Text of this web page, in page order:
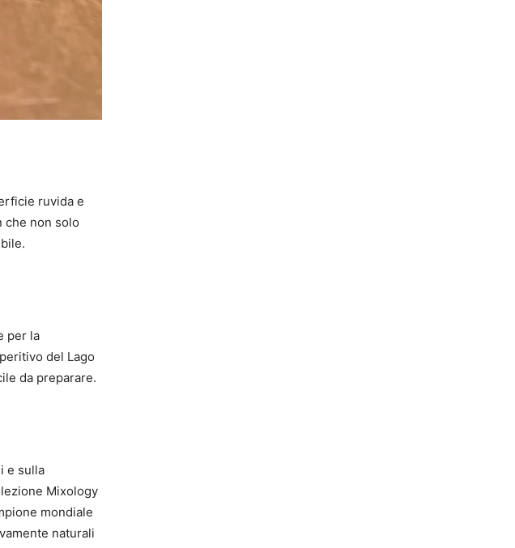
ruvida e
che non solo
per la
del Lago
da preparare.
e sulla
Mixology
mondiale
naturali